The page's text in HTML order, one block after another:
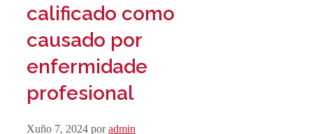
calificado como
causado por
enfermidade
profesional
Xuño 7, 2024 poradmin